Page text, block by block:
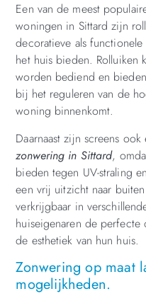
Een van de meest
woningen in Sittard zijn
decoratieve als
het huis bieden. Rolluiken
worden bediend en
bij het reguleren van de
woning binnenkomt.
Daarnaast zijn screens
zonwering in Sittard,
bieden tegen UV-straling
een vrij uitzicht naar
verkrijgbaar in
huiseigenaren de
de esthetiek van hun huis.
Zonwering op maat
mogelijkheden.